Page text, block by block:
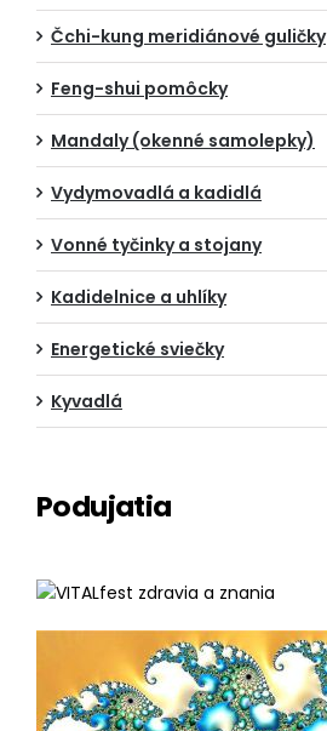
Čchi-kung meridiánové guličky
Feng-shui pomôcky
Mandaly (okenné samolepky)
Vydymovadlá a kadidlá
Vonné tyčinky a stojany
Kadidelnice a uhlíky
Energetické sviečky
Kyvadlá
Podujatia